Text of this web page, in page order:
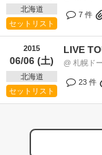
北海道
セットリスト
7 件
2015
06/06 (土)
北海道
セットリスト
LIVE
@ 札幌ド
23 件